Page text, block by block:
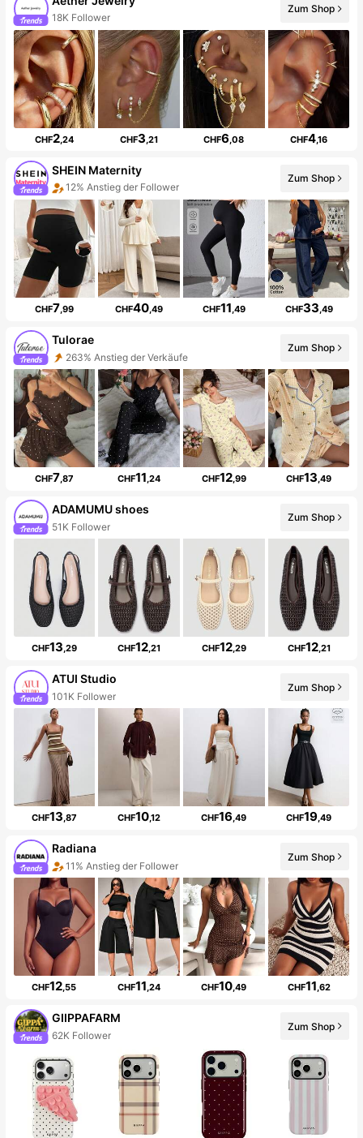
18K Follower
Zum Shop
CHF2,24 CHF3,21 CHF6,08 CHF4,16
SHEIN Maternity
12% Anstieg der Follower
Zum Shop
CHF7,99 CHF40,49 CHF11,49 CHF33,49
Tulorae
263% Anstieg der Verkäufe
Zum Shop
CHF7,87 CHF11,24 CHF12,99 CHF13,49
ADAMUMU shoes
51K Follower
Zum Shop
CHF13,29 CHF12,21 CHF12,29 CHF12,21
ATUI Studio
101K Follower
Zum Shop
CHF13,87 CHF10,12 CHF16,49 CHF19,49
Radiana
11% Anstieg der Follower
Zum Shop
CHF12,55 CHF11,24 CHF10,49 CHF11,62
GIIPPAFARM
62K Follower
Zum Shop